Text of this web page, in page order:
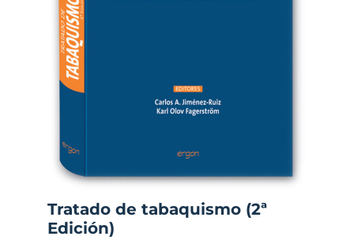
Tratado de tabaquismo (2ª
Edición)